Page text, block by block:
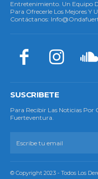
Entretenimiento. Un Equipo
Para Ofrecerle Los Mejores Y
Contáctanos:
SUSCRIBETE
Para Recibir Las Noticias Por
Fuerteventura.
© Copyright 2023 - Todos Los